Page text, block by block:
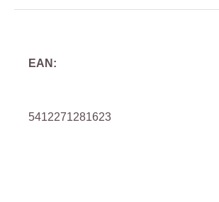
EAN:
5412271281623